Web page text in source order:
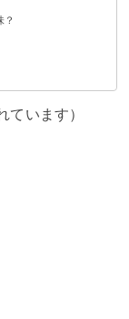
？
が少ない
ています）